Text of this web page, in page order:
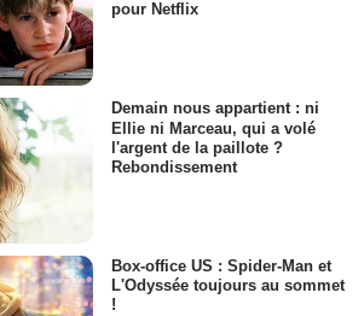
pour Netflix
Demain nous appartient : ni
Ellie ni Marceau, qui a volé
l'argent de la paillote ?
Rebondissement
Box-office US : Spider-Man et
L'Odyssée toujours au sommet
!